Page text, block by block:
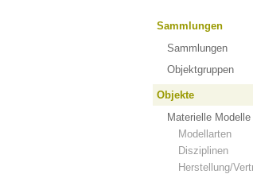
Sammlungen
Sammlungen
Objektgruppen
Objekte
Materielle Modelle
Modellarten
Disziplinen
Herstellung/